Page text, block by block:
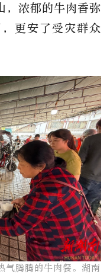
，浓郁的牛肉香弥
更安了受灾群众
气腾腾的牛肉餐。湖南